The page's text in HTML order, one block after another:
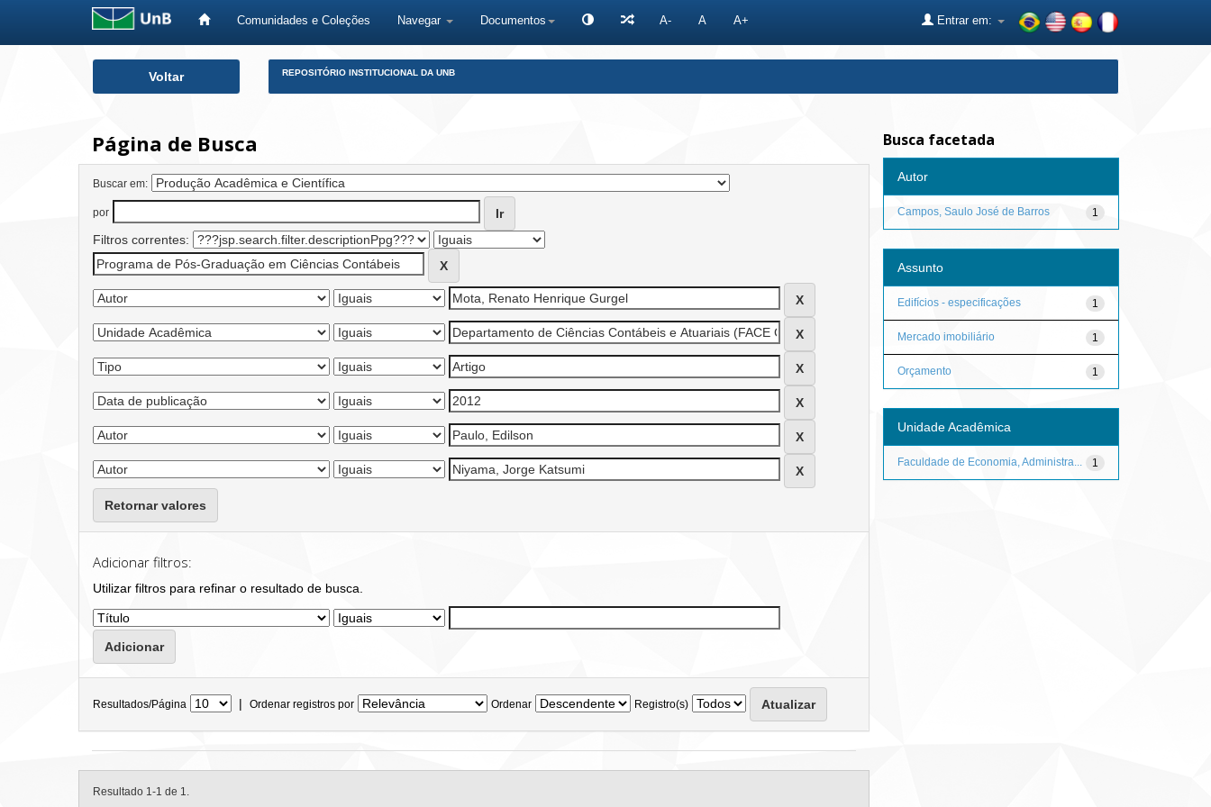
Comunidades e Coleções Navegar Documentos A- A A+ Entrar em:
Voltar REPOSITÓRIO INSTITUCIONAL DA UNB
Página de Busca
Buscar em:
por
Filtros correntes:
Retornar valores
Adicionar filtros:
Utilizar filtros para refinar o resultado de busca.
Resultados/Página | Ordenar registros por Ordenar Registro(s)
Resultado 1-1 de 1.
Busca facetada
Autor
1
Campos, Saulo José de Barros
Assunto
1
Edifícios - especificações
1
Mercado imobiliário
1
Orçamento
Unidade Acadêmica
1
Faculdade de Economia, Administra...